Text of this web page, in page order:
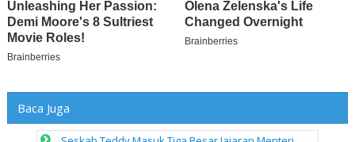
Baca Juga